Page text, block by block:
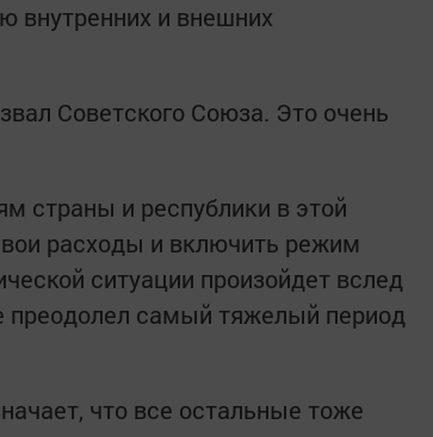
внутренних и внешних
Советского Союза. Это очень
страны и республики в этой
расходы и включить режим
ситуации произойдет вслед
преодолел самый тяжелый период
что все остальные тоже